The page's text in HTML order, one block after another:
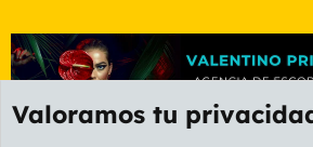
Valoramos tu